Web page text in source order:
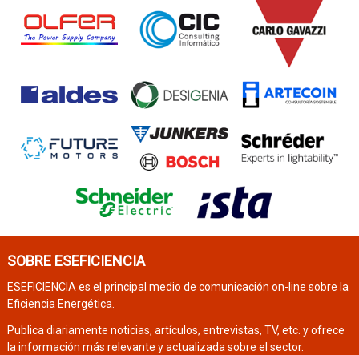
SOBRE ESEFICIENCIA
ESEFICIENCIA es el principal medio de comunicación on-line sobre la
Eficiencia Energética.
Publica diariamente noticias, artículos, entrevistas, TV, etc. y ofrece
la información más relevante y actualizada sobre el sector.